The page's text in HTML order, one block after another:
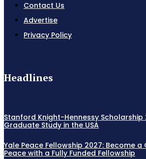
Contact Us
Advertise
Privacy Policy
Headlines
Stanford Knight-Hennessy Scholarship
Graduate Study in the USA
Yale Peace Fellowship 2027: Become
Peace with a Fully Funded Fellowship